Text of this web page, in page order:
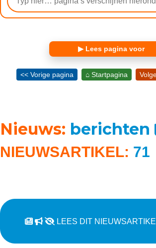
▶ Lees pagina voor
<< Vorige pagina ⌂ Startpagina
Nieuws: berichten
NIEUWSARTIKEL: 71
LEES DIT